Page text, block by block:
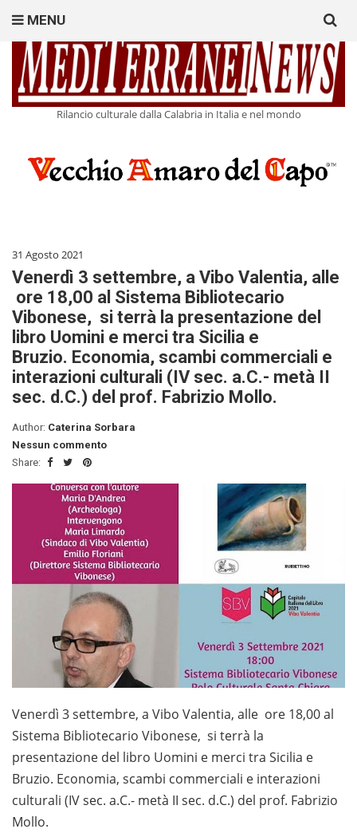
Rilancio culturale dalla Calabria in Italia e nel mondo
MENU
for:
31 Agosto 2021
Venerdì 3 settembre, a Vibo Valentia, alle
ore 18,00 al Sistema Bibliotecario
Vibonese, si terrà la presentazione del
libro Uomini e merci tra Sicilia e
Bruzio. Economia, scambi commerciali e
interazioni culturali (IV sec. a.C.- metà II
sec. d.C.) del prof. Fabrizio Mollo.
Author: Caterina Sorbara
Nessun commento
Share:
Venerdì 3 settembre, a Vibo Valentia, alle ore 18,00 al
Sistema Bibliotecario Vibonese, si terrà la
presentazione del libro Uomini e merci tra Sicilia e
Bruzio. Economia, scambi commerciali e interazioni
culturali (IV sec. a.C.- metà II sec. d.C.) del prof. Fabrizio
Mollo.